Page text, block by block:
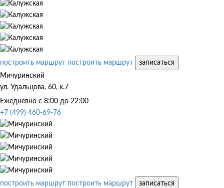
построить маршрут построить маршрут
записаться
Мичуринский
ул. Удальцова, 60, к.7
Ежедневно с 8:00 до 22:00
+7 (499) 460-69-76
построить маршрут построить маршрут
записаться